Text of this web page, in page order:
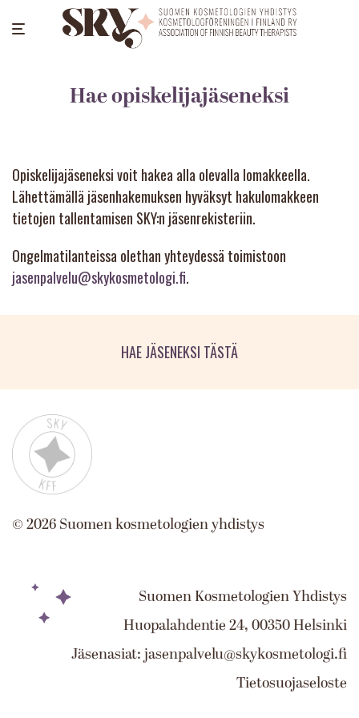
Hae opiskelijajäseneksi
Opiskelijajäseneksi voit hakea alla olevalla lomakkeella.
Lähettämällä jäsenhakemuksen hyväksyt hakulomakkeen
tietojen tallentamisen SKY:n jäsenrekisteriin.
Ongelmatilanteissa olethan yhteydessä toimistoon
jasenpalvelu@skykosmetologi.fi.
HAE JÄSENEKSI TÄSTÄ
©2026Suomen kosmetologien yhdistys
Suomen Kosmetologien Yhdistys
Huopalahdentie 24, 00350 Helsinki
Jäsenasiat: jasenpalvelu@skykosmetologi.fi
Tietosuojaseloste